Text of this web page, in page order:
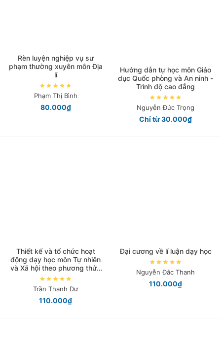
Rèn luyện nghiệp vụ sư
phạm thường xuyên môn Địa
lí
Phạm Thị Bình
80.000₫
Hướng dẫn tự học môn Giáo
dục Quốc phòng và An ninh -
Trình độ cao đẳng
Nguyễn Đức Trọng
Chỉ từ 30.000₫
Thiết kế và tổ chức hoạt
động dạy học môn Tự nhiên
và Xã hội theo phương thức
trải nghiệm
Trần Thanh Dư
110.000₫
Đại cương về lí luận dạy học
Nguyễn Đắc Thanh
110.000₫